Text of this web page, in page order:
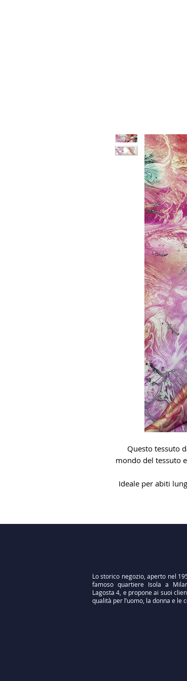
Questo tessuto
mondo del tessuto
Ideale per abiti
Lo storico negozio, aperto nel
famoso quartiere Isola a
Lagosta 4, e propone ai suoi
qualità per l’uomo, la donna e le